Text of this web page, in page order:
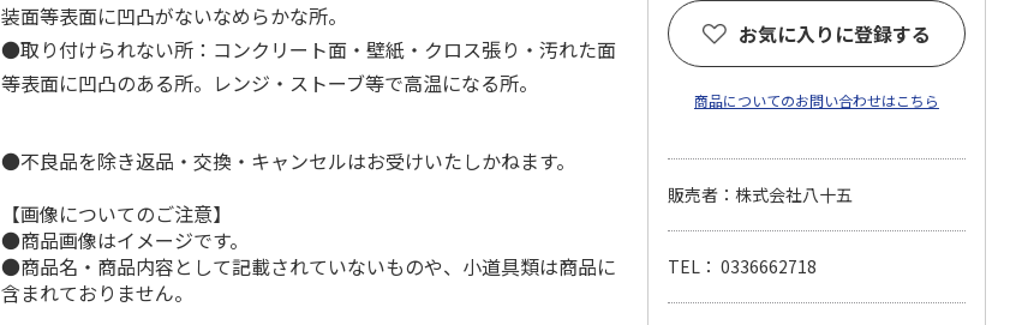
装面等表面に凹凸がないなめらかな所。
●取り付けられない所：コンクリート面・壁紙・クロス張り・汚れた面
等表面に凹凸のある所。レンジ・ストーブ等で高温になる所。
●不良品を除き返品・交換・キャンセルはお受けいたしかねます。
【画像についてのご注意】
●商品画像はイメージです。
●商品名・商品内容として記載されていないものや、小道具類は商品に
含まれておりません。
お気に入りに登録する
商品についてのお問い合わせはこちら
販売者：株式会社八十五
TEL： 0336662718